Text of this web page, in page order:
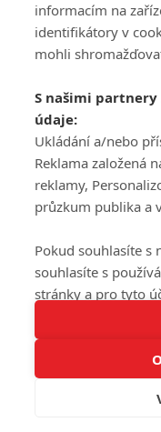
Tato stránka
DISKUZE
Šéfredaktorkou webu je
Máte-li zájem o
Ochrana osobních údajů|
© 2016 – 2026
Koncal studio s.r.o., IČO:
informacím na
identifikátory v
mohli
S našimi
údaje:
Ukládání a/nebo
Reklama založená
reklamy,
průzkum publika a
Pokud souhlasíte s
souhlasíte s
stránky a pro tyto
odmítnout, ale v
nebudou k
Vaše volby
tuto webovou
souhlasu můžete